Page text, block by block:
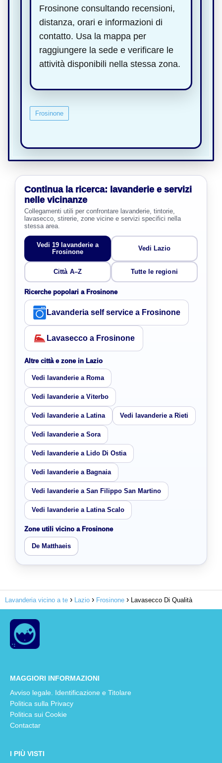
Frosinone consultando recensioni,
distanza, orari e informazioni di
contatto. Usa la mappa per
raggiungere la sede e verificare le
attività disponibili nella stessa zona.
Frosinone
Continua la ricerca: lavanderie e servizi
nelle vicinanze
Collegamenti utili per confrontare lavanderie, tintorie,
lavasecco, stirerie, zone vicine e servizi specifici nella
stessa area.
Vedi 19 lavanderie a
Frosinone
Vedi Lazio
Città A–Z Tutte le regioni
Ricerche popolari a Frosinone
Lavanderia self service a Frosinone
Lavasecco a Frosinone
Altre città e zone in Lazio
Vedi lavanderie a Roma
Vedi lavanderie a Viterbo
Vedi lavanderie a Latina Vedi lavanderie a Rieti
Vedi lavanderie a Sora
Vedi lavanderie a Lido Di Ostia
Vedi lavanderie a Bagnaia
Vedi lavanderie a San Filippo San Martino
Vedi lavanderie a Latina Scalo
Zone utili vicino a Frosinone
De Matthaeis
Lavanderia vicino a te Lazio Frosinone Lavasecco Di Qualità
MAGGIORI INFORMAZIONI
Avviso legale. Identificazione e Titolare
Politica sulla Privacy
Politica sui Cookie
Contactar
I PIÙ VISTI